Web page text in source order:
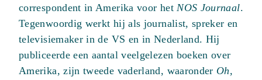
correspondent in Amerika voor hetNOS Journaal.
Tegenwoordig werkt hij als journalist, spreker en
televisiemaker in de VS en in Nederland. Hij
publiceerde een aantal veelgelezen boeken over
Amerika, zijn tweede vaderland, waaronder Oh,